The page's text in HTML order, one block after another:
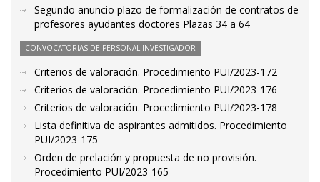
Segundo anuncio plazo de formalización de contratos de
profesores ayudantes doctores Plazas 34 a 64
CONVOCATORIAS DE PERSONAL INVESTIGADOR
Criterios de valoración. Procedimiento PUI/2023-172
Criterios de valoración. Procedimiento PUI/2023-176
Criterios de valoración. Procedimiento PUI/2023-178
Lista definitiva de aspirantes admitidos. Procedimiento
PUI/2023-175
Orden de prelación y propuesta de no provisión.
Procedimiento PUI/2023-165